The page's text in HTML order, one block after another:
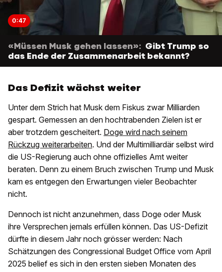
0:47
«Müssen Musk gehen lassen»: Gibt Trump so
das Ende der Zusammenarbeit bekannt?
Das Defizit wächst weiter
Unter dem Strich hat Musk dem Fiskus zwar Milliarden
gespart. Gemessen an den hochtrabenden Zielen ist er
aber trotzdem gescheitert. Doge wird nach seinem
Rückzug weiterarbeiten. Und der Multimilliardär selbst wird
die US-Regierung auch ohne offizielles Amt weiter
beraten. Denn zu einem Bruch zwischen Trump und Musk
kam es entgegen den Erwartungen vieler Beobachter
nicht.
Dennoch ist nicht anzunehmen, dass Doge oder Musk
ihre Versprechen jemals erfüllen können. Das US-Defizit
dürfte in diesem Jahr noch grösser werden: Nach
Schätzungen des Congressional Budget Office vom April
2025 belief es sich in den ersten sieben Monaten des